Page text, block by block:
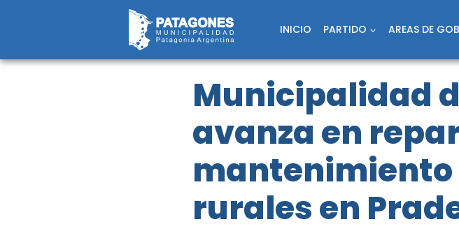
INICIO PARTIDO AREAS DE
Municipalidad
avanza en
mantenimiento
rurales en